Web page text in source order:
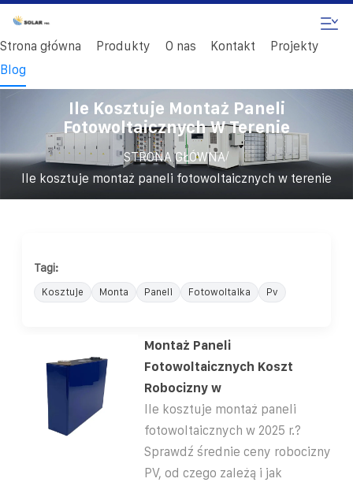
Strona główna Produkty O nas Kontakt
Projekty
Blog
Ile Kosztuje Montaż Paneli
Fotowoltaicznych W Terenie
STRONA GŁÓWNA/
Ile kosztuje montaż paneli fotowoltaicznych w terenie
Tagi:
Kosztuje Monta Paneli Fotowoltaika Pv
Montaż Paneli
Fotowoltaicznych Koszt
Robocizny w
Ile kosztuje montaż paneli
fotowoltaicznych w 2025 r.?
Sprawdź średnie ceny robocizny
PV, od czego zależą i jak